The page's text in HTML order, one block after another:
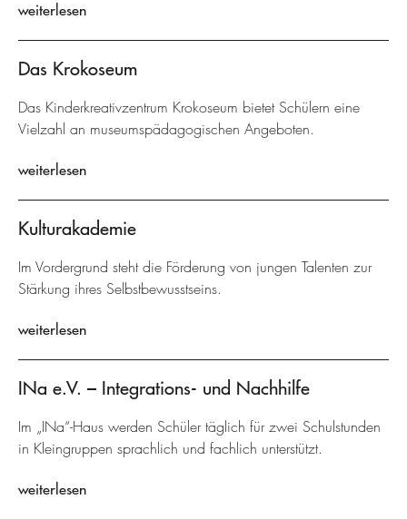
weiterlesen
Das Krokoseum
Das Kinderkreativzentrum Krokoseum bietet Schülern eine
Vielzahl an museumspädagogischen Angeboten.
weiterlesen
Kulturakademie
Im Vordergrund steht die Förderung von jungen Talenten zur
Stärkung ihres Selbstbewusstseins.
weiterlesen
INa e.V. – Integrations- und Nachhilfe
Im „INa“-Haus werden Schüler täglich für zwei Schulstunden
in Kleingruppen sprachlich und fachlich unterstützt.
weiterlesen